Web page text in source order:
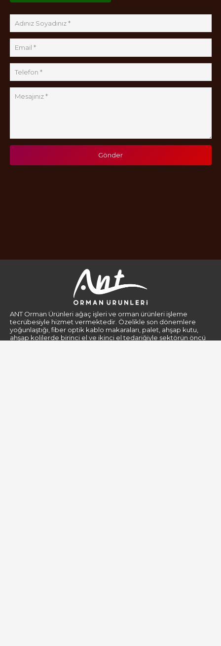
Gönder
ANT Orman Ürünleri ağaç işleri ve orman ürünleri işleme
tecrübesiyle hizmet vermektedir. Özelikle son dönemlere
yoğunlaştığı, fiber optik kablo makaraları, palet, ahşap kutu,
ahşap kolilerde birinci el ve ikinci el tedariğiyle sektörün öncü